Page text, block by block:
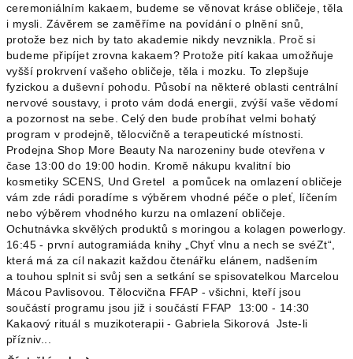
ceremoniálním kakaem, budeme se věnovat kráse obličeje, těla
i mysli. Závěrem se zaměříme na povídání o plnění snů,
protože bez nich by tato akademie nikdy nevznikla. Proč si
budeme připíjet zrovna kakaem? Protože pití kakaa umožňuje
vyšší prokrvení vašeho obličeje, těla i mozku. To zlepšuje
fyzickou a duševní pohodu. Působí na některé oblasti centrální
nervové soustavy, i proto vám dodá energii, zvýší vaše vědomí
a pozornost na sebe. Celý den bude probíhat velmi bohatý
program v prodejně, tělocvičně a terapeutické místnosti.
Prodejna Shop More Beauty Na narozeniny bude otevřena v
čase 13:00 do 19:00 hodin. Kromě nákupu kvalitní bio
kosmetiky SCENS, Und Gretel a pomůcek na omlazení obličeje
vám zde rádi poradíme s výběrem vhodné péče o pleť, líčením
nebo výběrem vhodného kurzu na omlazení obličeje.
Ochutnávka skvělých produktů s moringou a kolagen powerlogy.
16:45 - první autogramiáda knihy „Chyť vlnu a nech se svéZt“,
která má za cíl nakazit každou čtenářku elánem, nadšením
a touhou splnit si svůj sen a setkání se spisovatelkou Marcelou
Mácou Pavlisovou. Tělocvična FFAP - všichni, kteří jsou
součástí programu jsou již i součástí FFAP 13:00 - 14:30
Kakaový rituál s muzikoterapii - Gabriela Sikorová Jste-li
přízniv...